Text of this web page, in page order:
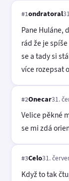
#1ondratoral
Pane Huláne,
rád že je
se a tady si
více rozepsat
#2Onecar31.
Velice pěkné
se mi zdá
#3Celo31.
Když to tak